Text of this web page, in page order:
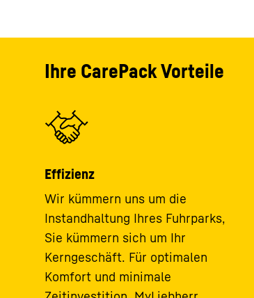
Ihre CarePack Vorteile
Effizienz
Wir kümmern uns um die
Instandhaltung Ihres Fuhrparks,
Sie kümmern sich um Ihr
Kerngeschäft. Für optimalen
Komfort und minimale